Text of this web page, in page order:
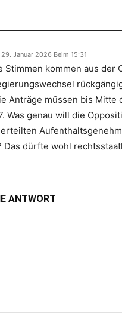
29. Januar 2026 Beim 15:31
Stimmen kommen aus der
Anträge müssen bis Mitte
Was genau will die
Das dürfte wohl
ANTWORT